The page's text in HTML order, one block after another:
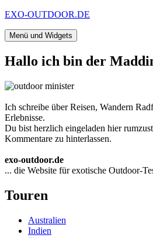
Zum
springen
EXO-OUTDOOR.DE
Menü und Widgets
Hallo ich bin der
Ich schreibe über Reisen, Wandern
Erlebnisse.
Du bist herzlich eingeladen hier
Kommentare zu hinterlassen.
exo-outdoor.de
... die Website für exotische Outdoor-
Touren
Australien
Indien